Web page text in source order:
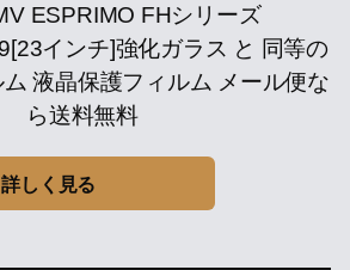
ESPRIMO FHシリーズ
インチ]強化ガラス と 同等の
液晶保護フィルム メール便な
ら送料無料
詳しく見る